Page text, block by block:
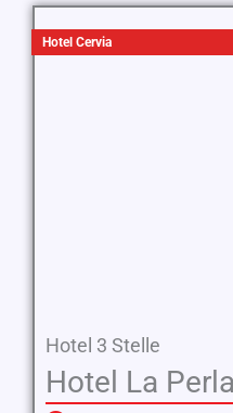
Hotel Cervia
Hotel 3 Stelle
Hotel La Perla